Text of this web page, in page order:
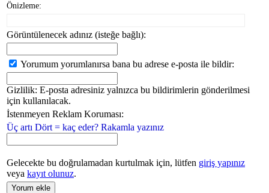
Önizleme:
Görüntülenecek adınız (isteğe bağlı):
Yorumum yorumlanırsa bana bu adrese e-posta ile bildir:
Gizlilik: E-posta adresiniz yalnızca bu bildirimlerin gönderilmesi
için kullanılacak.
İstenmeyen Reklam Koruması:
Üç artı Dört = kaç eder? Rakamla yazınız
Gelecekte bu doğrulamadan kurtulmak için, lütfen giriş yapınız
veya kayıt olunuz.